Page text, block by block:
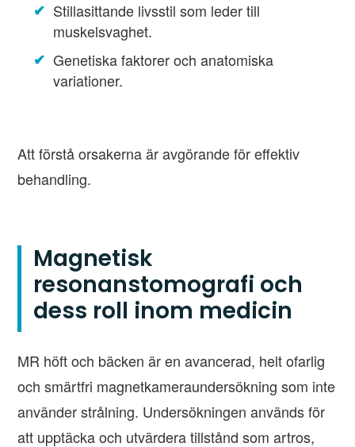
Stillasittande livsstil som leder till
muskelsvaghet.
Genetiska faktorer och anatomiska
variationer.
Att förstå orsakerna är avgörande för effektiv
behandling.
Magnetisk
resonanstomografi och
dess roll inom medicin
MR höft och bäcken är en avancerad, helt ofarlig
och smärtfri magnetkameraundersökning som inte
använder strålning. Undersökningen används för
att upptäcka och utvärdera tillstånd som artros,